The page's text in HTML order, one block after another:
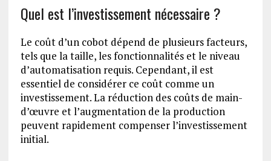
Quel est l’investissement nécessaire ?
Le coût d’un cobot dépend de plusieurs facteurs,
tels que la taille, les fonctionnalités et le niveau
d’automatisation requis. Cependant, il est
essentiel de considérer ce coût comme un
investissement. La réduction des coûts de main-
d’œuvre et l’augmentation de la production
peuvent rapidement compenser l’investissement
initial.